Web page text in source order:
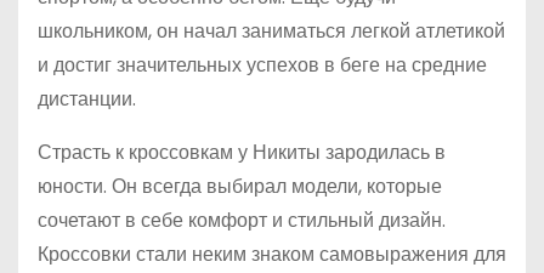
школьником, он начал заниматься легкой атлетикой
и достиг значительных успехов в беге на средние
дистанции.
Страсть к кроссовкам у Никиты зародилась в
юности. Он всегда выбирал модели, которые
сочетают в себе комфорт и стильный дизайн.
Кроссовки стали неким знаком самовыражения для